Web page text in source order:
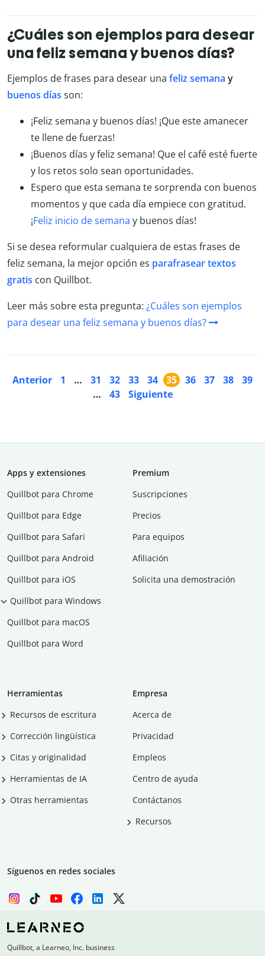
¿Cuáles son ejemplos para desear
una feliz semana y buenos días?
Ejemplos de frases para desear una feliz semana y
buenos días son:
¡Feliz semana y buenos días! ¡Que este amanecer
te llene de fuerzas!
¡Buenos días y feliz semana! Que el café esté fuerte
y los retos solo sean oportunidades.
Espero que esta semana te sorprenda con buenos
momentos y que cada día empiece con gratitud.
¡Feliz inicio de semana y buenos días!
Si se desea reformular cualquiera de estas frases de
feliz semana, la mejor opción es parafrasear textos
gratis con Quillbot.
Leer más sobre esta pregunta: ¿Cuáles son ejemplos
para desear una feliz semana y buenos días?
Anterior 1 … 31 32 33 34 35 36 37 38
39
…
43 Siguiente
Apps y extensiones
Quillbot para Chrome
Quillbot para Edge
Quillbot para Safari
Quillbot para Android
Quillbot para iOS
Quillbot para Windows
Quillbot para macOS
Quillbot para Word
Premium
Suscripciones
Precios
Para equipos
Afiliación
Solicita una demostración
Herramientas
Recursos de escritura
Corrección lingüística
Citas y originalidad
Herramientas de IA
Otras herramientas
Empresa
Acerca de
Privacidad
Empleos
Centro de ayuda
Contáctanos
Recursos
Síguenos en redes sociales
Quillbot, a Learneo, Inc. business